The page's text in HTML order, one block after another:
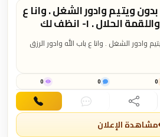
رجل للأيجار اليومي: بدون ويتيم وادور الشغل . وانا ع
باب الله وادور الرزق واللقمة الحلال . ١- انظف لك
الاستراحه وملحقاتها . ٢- انظف واغسل البيت
. ٣- انظف واغسل سيارتك وهي واقفه .
رجل للأيجار اليومي: بدون ويتيم وادور الشغل . وانا ع باب الله وادور الرزق
تحتاجه او متعطل بمكان اجيبك منه . ٧- اغسل فرش او زل او غيره . ٨-
اشتغل عندك سواق او توصيل وغيره . حفرالباطن - حي الطواله . نواف
0
0
0
مشاركة دردشة اتصال
مشاهدة الإعلان